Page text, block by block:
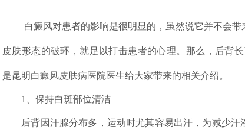
白癜风对患者的影响是很明显的，虽然说它并不会带
皮肤形态的破环，就足以打击患者的心理。那么，后背
是昆明白癜风皮肤病医院医生给大家带来的相关介绍。
1、保持白斑部位清洁
后背因汗腺分布多，运动时尤其容易出汗，为减少汗